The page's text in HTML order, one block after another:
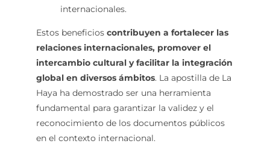
internacionales.
Estos beneficios contribuyen a fortalecer las
relaciones internacionales, promover el
intercambio cultural y facilitar la integración
global en diversos ámbitos. La apostilla de La
Haya ha demostrado ser una herramienta
fundamental para garantizar la validez y el
reconocimiento de los documentos públicos
en el contexto internacional.